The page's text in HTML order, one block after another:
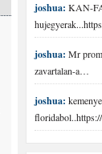
joshua: KAN-
joshua: Mr
zavartalan-a…
joshua: